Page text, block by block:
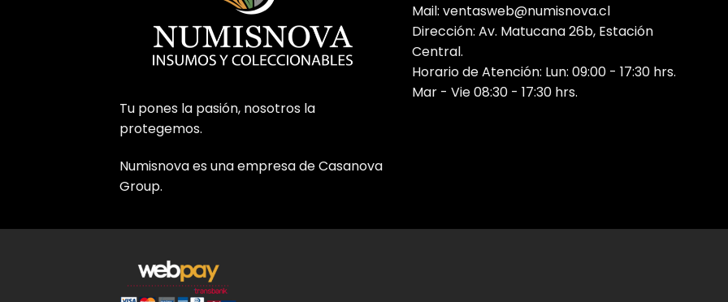
Tu pones la pasión, nosotros la
protegemos.
Numisnova es una empresa de Casanova
Group.
Mail: ventasweb@numisnova.cl
Dirección: Av. Matucana 26b, Estación
Central.
Horario de Atención: Lun: 09:00 - 17:30 hrs.
Mar - Vie 08:30 - 17:30 hrs.